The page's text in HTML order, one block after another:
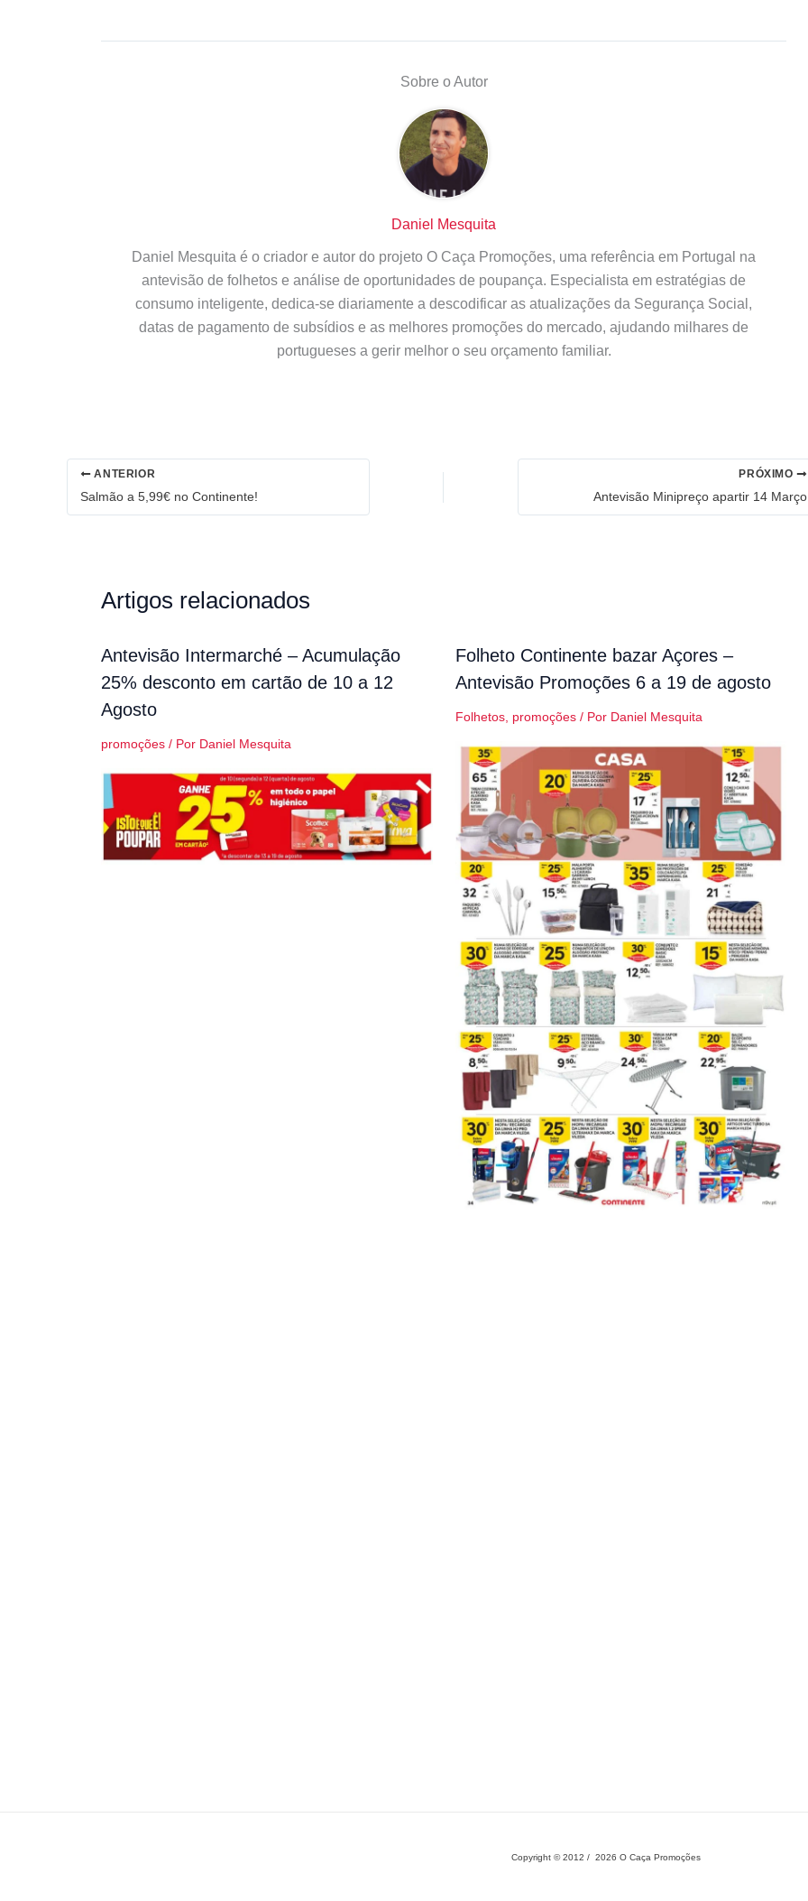
Sobre o Autor
Daniel Mesquita
Daniel Mesquita é o criador e autor do projeto O Caça Promoções, uma referência em Portugal na
antevisão de folhetos e análise de oportunidades de poupança. Especialista em estratégias de
consumo inteligente, dedica-se diariamente a descodificar as atualizações da Segurança Social,
datas de pagamento de subsídios e as melhores promoções do mercado, ajudando milhares de
portugueses a gerir melhor o seu orçamento familiar.
ANTERIOR
Salmão a 5,99€ no Continente!
PRÓXIMO
Antevisão Minipreço apartir 14 Março
Artigos relacionados
Antevisão Intermarché – Acumulação
25% desconto em cartão de 10 a 12
Agosto
promoções / Por Daniel Mesquita
Folheto Continente bazar Açores –
Antevisão Promoções 6 a 19 de agosto
Folhetos, promoções/ Por Daniel Mesquita
Copyright © 2012 / 2026 O Caça Promoções